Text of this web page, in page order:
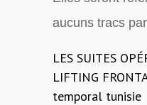
aucuns tracs
LES SUITES
LIFTING
temporal tunisie